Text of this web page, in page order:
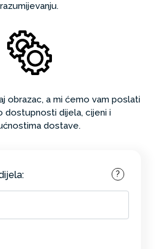
razumijevanju.
obrazac, a mi ćemo vam poslati
dostupnosti dijela, cijeni i
dostave.
?